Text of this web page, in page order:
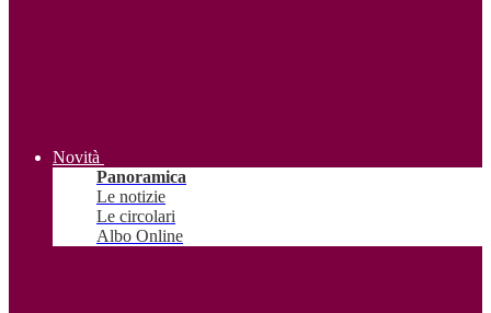
Novità
Panoramica
Le notizie
Le circolari
Albo Online